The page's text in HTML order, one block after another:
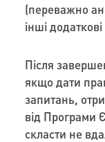
(переважно
інші
Після
якщо дати
запитань,
від Програми
скласти не